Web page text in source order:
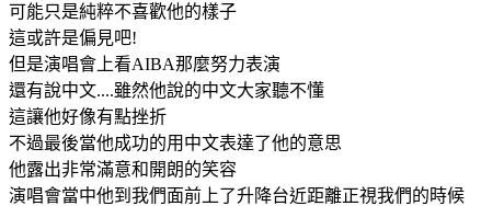
可能只是純粹不喜歡他的樣子
這或許是偏見吧!
但是演唱會上看AIBA那麼努力表演
還有說中文....雖然他說的中文大家聽不懂
這讓他好像有點挫折
不過最後當他成功的用中文表達了他的意思
他露出非常滿意和開朗的笑容
演唱會當中他到我們面前上了升降台近距離正視我們的時候